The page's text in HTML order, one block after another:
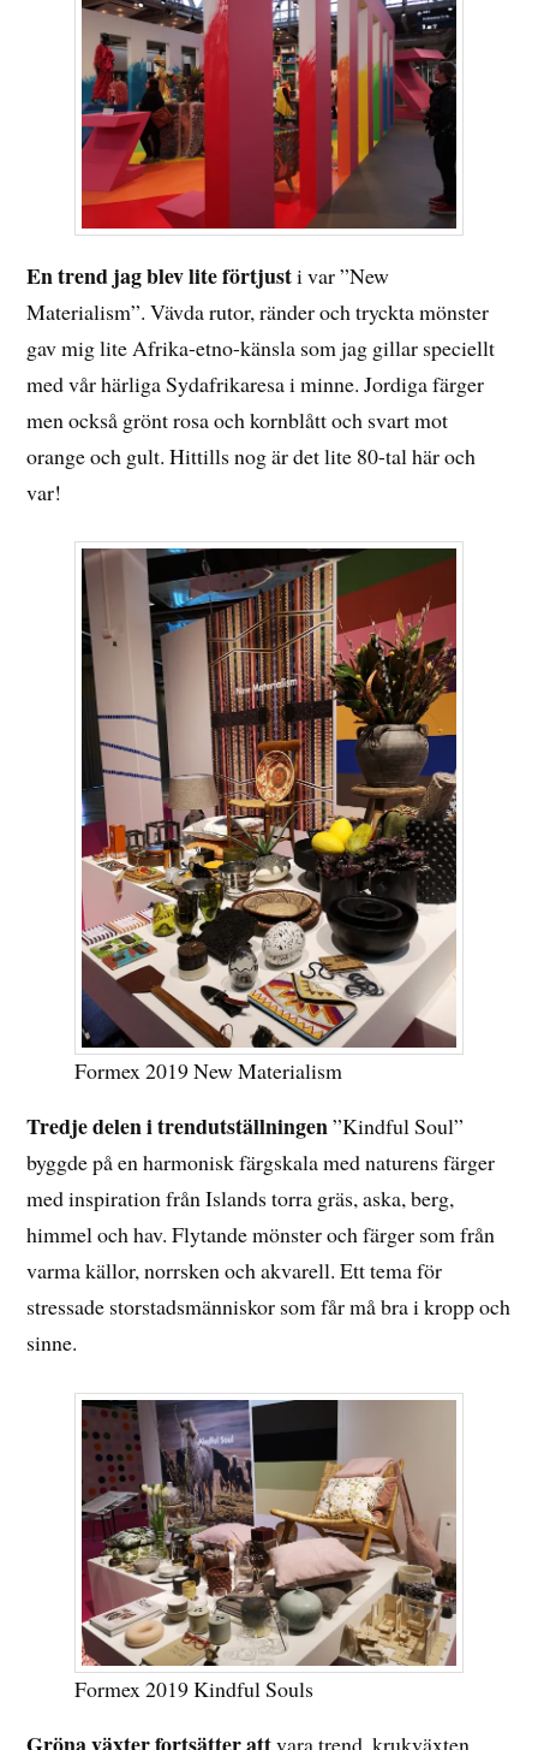
En trend jag blev lite förtjusti var ”New
Materialism”. Vävda rutor, ränder och tryckta mönster
gav mig lite Afrika-etno-känsla som jag gillar speciellt
med vår härliga Sydafrikaresa i minne. Jordiga färger
men också grönt rosa och kornblått och svart mot
orange och gult. Hittills nog är det lite 80-tal här och
var!
Formex 2019 New Materialism
Tredje delen i trendutställningen”Kindful Soul”
byggde på en harmonisk färgskala med naturens färger
med inspiration från Islands torra gräs, aska, berg,
himmel och hav. Flytande mönster och färger som från
varma källor, norrsken och akvarell. Ett tema för
stressade storstadsmänniskor som får må bra i kropp och
sinne.
Formex 2019 Kindful Souls
Gröna växter fortsätter attvara trend, krukväxten